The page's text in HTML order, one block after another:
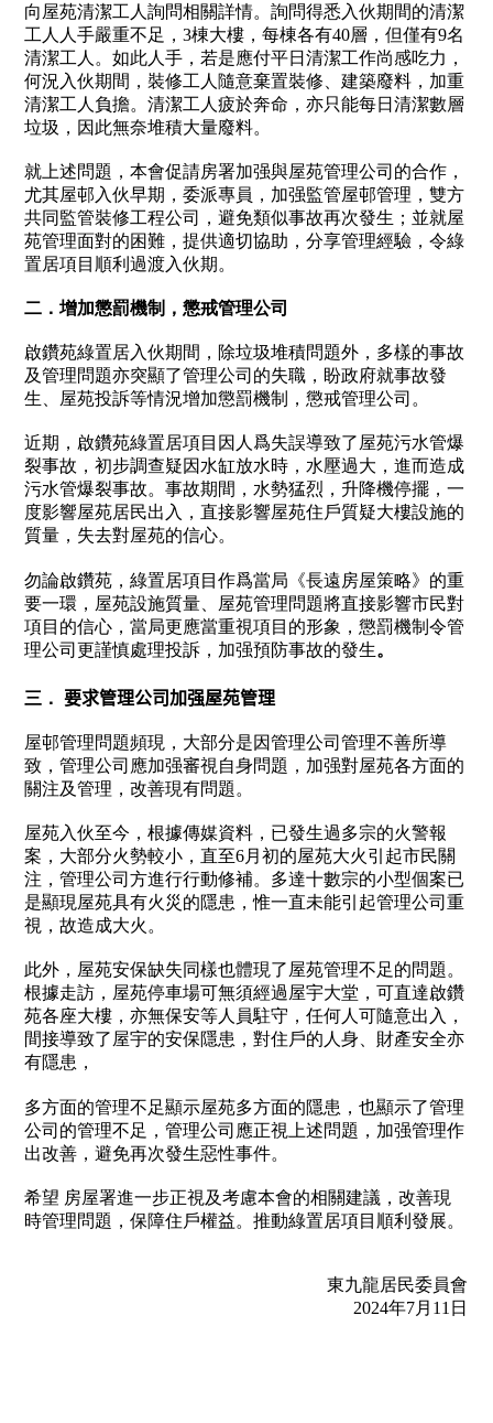
向屋苑清潔工人詢問相關詳情。詢問得悉入伙期間的清潔
工人人手嚴重不足，3棟大樓，每棟各有40層，但僅有9名
清潔工人。如此人手，若是應付平日清潔工作尚感吃力，
何況入伙期間，裝修工人隨意棄置裝修、建築廢料，加重
清潔工人負擔。清潔工人疲於奔命，亦只能每日清潔數層
垃圾，因此無奈堆積大量廢料。
就上述問題，本會促請房署加强與屋苑管理公司的合作，
尤其屋邨入伙早期，委派專員，加强監管屋邨管理，雙方
共同監管裝修工程公司，避免類似事故再次發生；並就屋
苑管理面對的困難，提供適切協助，分享管理經驗，令綠
置居項目順利過渡入伙期。
二．增加懲罰機制，懲戒管理公司
啟鑽苑綠置居入伙期間，除垃圾堆積問題外，多樣的事故
及管理問題亦突顯了管理公司的失職，盼政府就事故發
生、屋苑投訴等情況增加懲罰機制，懲戒管理公司。
近期，啟鑽苑綠置居項目因人爲失誤導致了屋苑污水管爆
裂事故，初步調查疑因水缸放水時，水壓過大，進而造成
污水管爆裂事故。事故期間，水勢猛烈，升降機停擺，一
度影響屋苑居民出入，直接影響屋苑住戶質疑大樓設施的
質量，失去對屋苑的信心。
勿論啟鑽苑，綠置居項目作爲當局《長遠房屋策略》的重
要一環，屋苑設施質量、屋苑管理問題將直接影響市民對
項目的信心，當局更應當重視項目的形象，懲罰機制令管
理公司更謹慎處理投訴，加强預防事故的發生。
三．要求管理公司加强屋苑管理
屋邨管理問題頻現，大部分是因管理公司管理不善所導
致，管理公司應加强審視自身問題，加强對屋苑各方面的
關注及管理，改善現有問題。
屋苑入伙至今，根據傳媒資料，已發生過多宗的火警報
案，大部分火勢較小，直至6月初的屋苑大火引起市民關
注，管理公司方進行行動修補。多達十數宗的小型個案已
是顯現屋苑具有火災的隱患，惟一直未能引起管理公司重
視，故造成大火。
此外，屋苑安保缺失同樣也體現了屋苑管理不足的問題。
根據走訪，屋苑停車場可無須經過屋宇大堂，可直達啟鑽
苑各座大樓，亦無保安等人員駐守，任何人可隨意出入，
間接導致了屋宇的安保隱患，對住戶的人身、財產安全亦
有隱患，
多方面的管理不足顯示屋苑多方面的隱患，也顯示了管理
公司的管理不足，管理公司應正視上述問題，加强管理作
出改善，避免再次發生惡性事件。
希望 房屋署進一步正視及考慮本會的相關建議，改善現
時管理問題，保障住戶權益。推動綠置居項目順利發展。
東九龍居民委員會
2024年7月11日